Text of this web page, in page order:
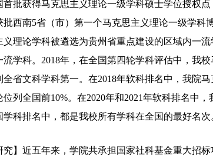
首批获得马克思主义理论一级学科硕士学位授权
批西南5省（市）第一个马克思主义理论一级学科
义理论学科被遴选为贵州省重点建设的区域内一
流学科。2018年，在全国第四轮学科评估中，我
省文科学科第一。在2018年软科排名中，我院
位列全国前10%。在2020年和2021年软科排名中
学科排名中，都是我校所有学科在全国的最好名次
究】近五年来，学院共承担国家社科基金重大招